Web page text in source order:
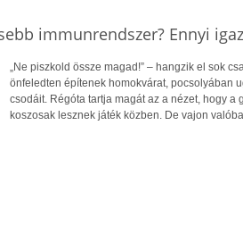
immunrendszer? Ennyi
„Ne piszkold össze magad!” – hangzik el sok
önfeledten építenek homokvárat, pocsolyában
csodáit. Régóta tartja magát az a nézet, hogy
koszosak lesznek játék közben. De vajon